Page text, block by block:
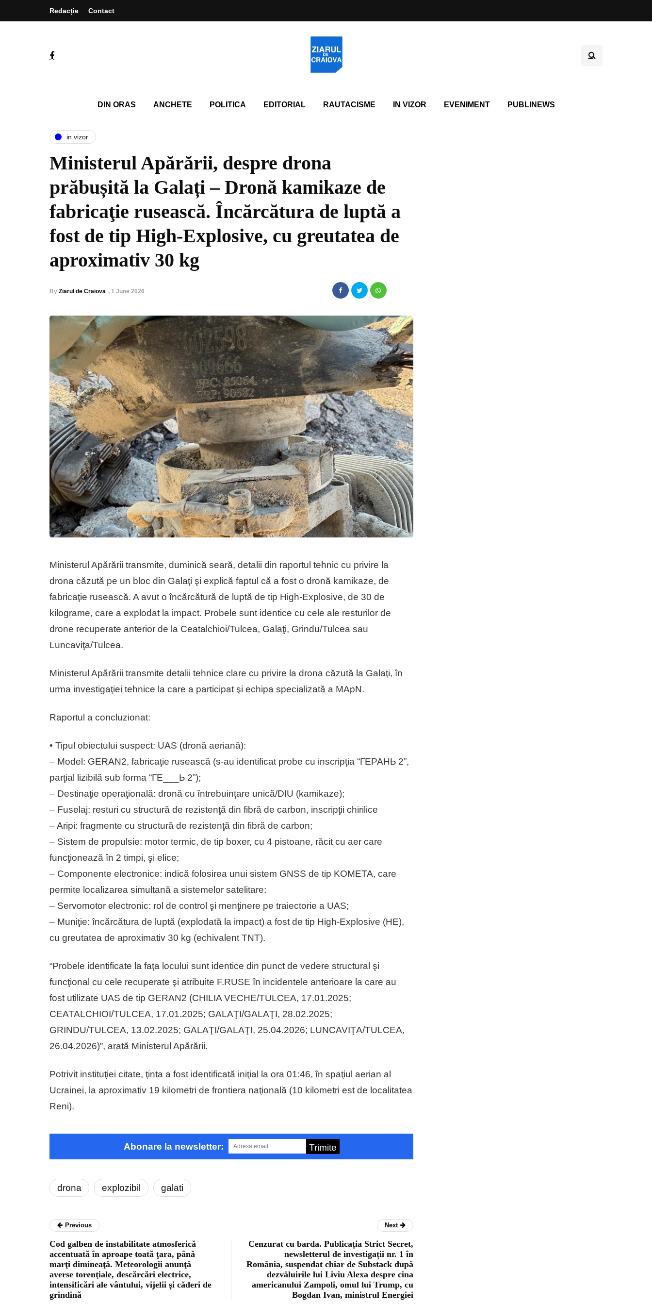
Redacție Contact
DIN ORAS ANCHETE POLITICA EDITORIAL RAUTACISME IN VIZOR EVENIMENT PUBLINEWS
in vizor
Ministerul Apărării, despre drona
prăbușită la Galați – Dronă kamikaze de
fabricaţie rusească. Încărcătura de luptă a
fost de tip High-Explosive, cu greutatea de
aproximativ 30 kg
By Ziarul de Craiova , 1 June 2026
Ministerul Apărării transmite, duminică seară, detalii din raportul tehnic cu privire la
drona căzută pe un bloc din Galaţi şi explică faptul că a fost o dronă kamikaze, de
fabricaţie rusească. A avut o încărcătură de luptă de tip High-Explosive, de 30 de
kilograme, care a explodat la impact. Probele sunt identice cu cele ale resturilor de
drone recuperate anterior de la Ceatalchioi/Tulcea, Galaţi, Grindu/Tulcea sau
Luncaviţa/Tulcea.
Ministerul Apărării transmite detalii tehnice clare cu privire la drona căzută la Galaţi, în
urma investigaţiei tehnice la care a participat şi echipa specializată a MApN.
Raportul a concluzionat:
•⁠ ⁠Tipul obiectului suspect: UAS (dronă aeriană):
– Model: GERAN2, fabricaţie rusească (s-au identificat probe cu inscripţia “ГЕРАНЬ 2”,
parţial lizibilă sub forma “ГЕ___Ь 2”);
– Destinaţie operaţională: dronă cu întrebuinţare unică/DIU (kamikaze);
– Fuselaj: resturi cu structură de rezistenţă din fibră de carbon, inscripţii chirilice
– Aripi: fragmente cu structură de rezistenţă din fibră de carbon;
– Sistem de propulsie: motor termic, de tip boxer, cu 4 pistoane, răcit cu aer care
funcţionează în 2 timpi, şi elice;
– Componente electronice: indică folosirea unui sistem GNSS de tip KOMETA, care
permite localizarea simultană a sistemelor satelitare;
– Servomotor electronic: rol de control şi menţinere pe traiectorie a UAS;
– Muniţie: încărcătura de luptă (explodată la impact) a fost de tip High-Explosive (HE),
cu greutatea de aproximativ 30 kg (echivalent TNT).
“⁠Probele identificate la faţa locului sunt identice din punct de vedere structural şi
funcţional cu cele recuperate şi atribuite F.RUSE în incidentele anterioare la care au
fost utilizate UAS de tip GERAN2 (CHILIA VECHE/TULCEA, 17.01.2025;
CEATALCHIOI/TULCEA, 17.01.2025; GALAŢI/GALAŢI, 28.02.2025;
GRINDU/TULCEA, 13.02.2025; GALAŢI/GALAŢI, 25.04.2026; LUNCAVIŢA/TULCEA,
26.04.2026)”, arată Ministerul Apărării.
Potrivit instituţiei citate, ţinta a fost identificată iniţial la ora 01:46, în spaţiul aerian al
Ucrainei, la aproximativ 19 kilometri de frontiera naţională (10 kilometri est de localitatea
Reni).
Abonare la newsletter: Trimite
drona explozibil galati
Previous
Cod galben de instabilitate atmosferică
accentuată în aproape toată ţara, până
marţi dimineaţă. Meteorologii anunţă
averse torenţiale, descărcări electrice,
intensificări ale vântului, vijelii şi căderi de
grindină
Next
Cenzurat cu barda. Publicația Strict Secret,
newsletterul de investigații nr. 1 în
România, suspendat chiar de Substack după
dezvăluirile lui Liviu Alexa despre cina
americanului Zampoli, omul lui Trump, cu
Bogdan Ivan, ministrul Energiei